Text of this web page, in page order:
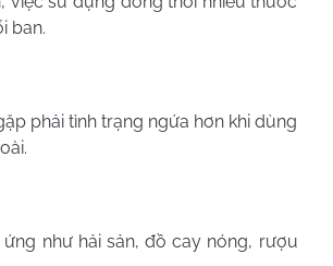
ban.
phải tình trạng ngứa hơn khi dùng
như hải sản, đồ cay nóng, rượu